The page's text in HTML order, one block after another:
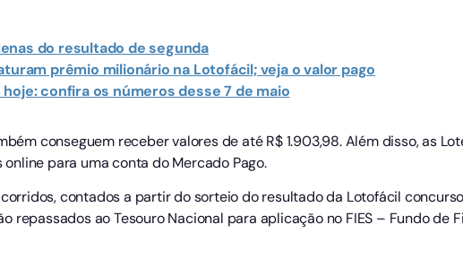
do resultado de segunda
prêmio milionário na Lotofácil; veja o valor pago
confira os números desse 7 de maio
conseguem receber valores de até R$ 1.903,98. Além disso, as
para uma conta do Mercado Pago.
contados a partir do sorteio do resultado da Lotofácil
repassados ao Tesouro Nacional para aplicação no FIES – Fundo de